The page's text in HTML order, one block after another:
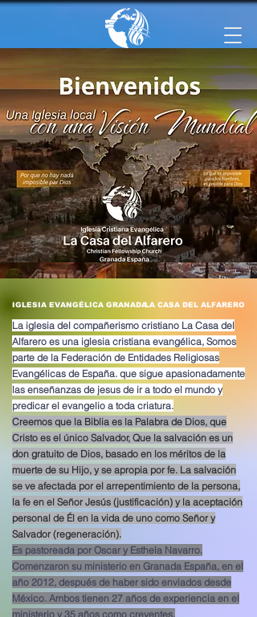
IGLESIA CRISTIANA EVANGELICA "DONDE DIOS ESTA CAMBIANDO VIDAS"
IGLESIA EVANGÉLICA GRANADA
La iglesia del compañerismo cristiano La Casa del
Alfarero es una iglesia cristiana evangélica, Somos
parte de la Federación de Entidades Religiosas
Evangélicas de España. que sigue apasionadamente
las enseñanzas de jesus de ir a todo el mundo y
predicar el evangelio a toda criatura.
Creemos que la Biblia es la Palabra de Dios, que
Cristo es el único Salvador, Que la salvación es un
don gratuito de Dios, basado en los méritos de la
muerte de su Hijo, y se apropia por fe. La salvación
se ve afectada por el arrepentimiento de la persona,
la fe en el Señor Jesús (justificación) y la aceptación
personal de Él en la vida de uno como Señor y
Salvador (regeneración).
Es pastoreada por Oscar y Esthela Navarro.
Comenzaron su ministerio en Granada España, en el
año 2012, después de haber sido enviados desde
México. Ambos tienen 27 años de experiencia en el
ministerio y 35 años como creyentes.
LA CASA DEL ALFARERO